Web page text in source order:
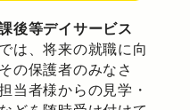
後等デイサービス
では、将来の就職に向
の保護者のみなさ
当者様からの見学・